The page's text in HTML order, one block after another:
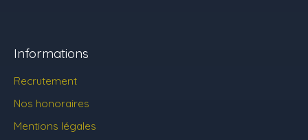
Informations
Recrutement
Nos honoraires
Mentions légales